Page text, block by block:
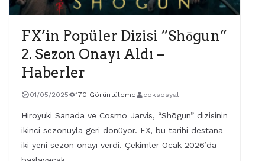
FX’in Popüler Dizisi “Shōgun”
2. Sezon Onayı Aldı –
Haberler
01/05/2025 170 Görüntüleme coksosyal
Hiroyuki Sanada ve Cosmo Jarvis, “Shōgun” dizisinin
ikinci sezonuyla geri dönüyor. FX, bu tarihi destana
iki yeni sezon onayı verdi. Çekimler Ocak 2026’da